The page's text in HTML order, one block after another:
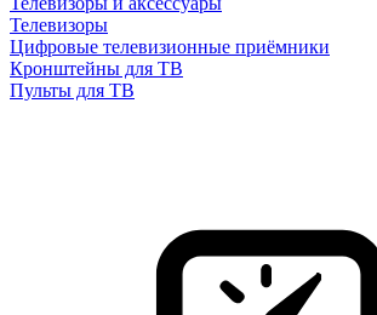
Телевизоры
Цифровые телевизионные приёмники
Кронштейны для ТВ
Пульты для ТВ